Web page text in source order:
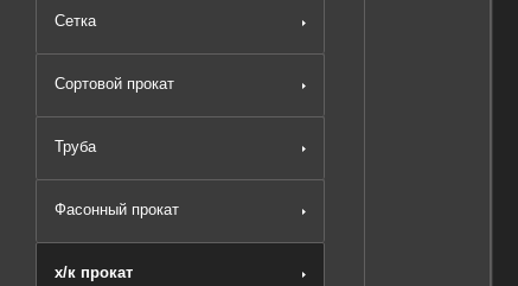
Сетка
Сортовой прокат
Труба
Фасонный прокат
х/к прокат